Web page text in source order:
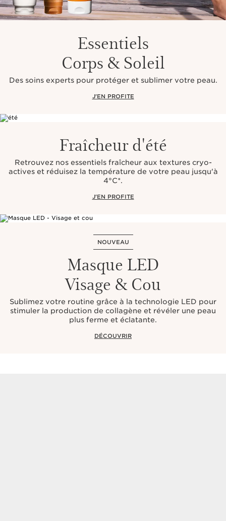
Essentiels
Corps & Soleil
Des soins experts pour protéger et sublimer votre peau.
J'EN PROFITE
Fraîcheur d'été
Retrouvez nos essentiels fraîcheur aux textures cryo-
actives et réduisez la température de votre peau jusqu'à
4°C*.
J'EN PROFITE
NOUVEAU
Masque LED
Visage & Cou
Sublimez votre routine grâce à la technologie LED pour
stimuler la production de collagène et révéler une peau
plus ferme et éclatante.
DÉCOUVRIR